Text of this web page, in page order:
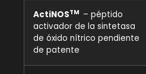
ActiNOSTM – péptido
activador de la sintetasa
de óxido nítrico pendiente
de patente